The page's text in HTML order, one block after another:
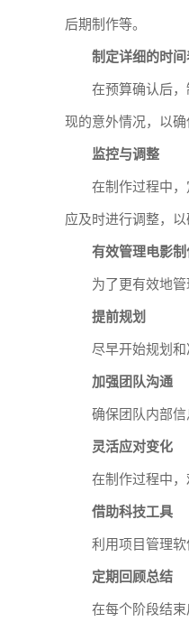
后期制作等。
制定详细的时间
在预算确认后
现的意外情况，以确
监控与调整
在制作过程中
应及时进行调整，以
有效管理电影
为了更有效地
提前规划
尽早开始规划
加强团队沟通
确保团队内部
灵活应对变化
在制作过程中
借助科技工具
利用项目管理软
定期回顾总结
在每个阶段结